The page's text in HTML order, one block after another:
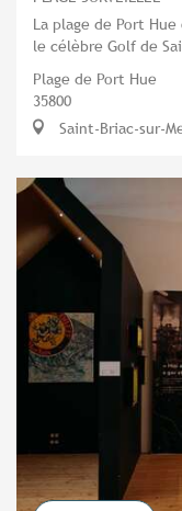
La plage de Port
le célèbre Golf de
Plage de Port Hue
35800
Saint-Briac-sur-